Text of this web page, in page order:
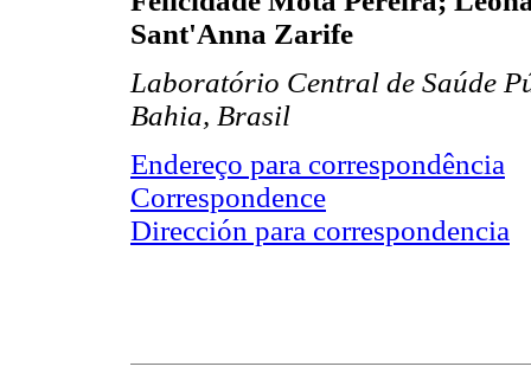
Sant'Anna Zarife
Laboratório Central de Saúde
Bahia, Brasil
Endereço para correspondência
Correspondence
Dirección para correspondencia